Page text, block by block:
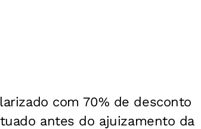
com 70% de desconto
antes do ajuizamento da